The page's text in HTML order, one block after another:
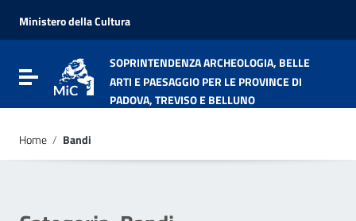
Vai al menu di navigazione
Vai al footer
Ministero della Cultura
Attiva / disattiva la navigazione
SOPRINTENDENZA ARCHEOLOGIA, BELLE
ARTI E PAESAGGIO PER LE PROVINCE DI
PADOVA, TREVISO E BELLUNO
Home / Bandi